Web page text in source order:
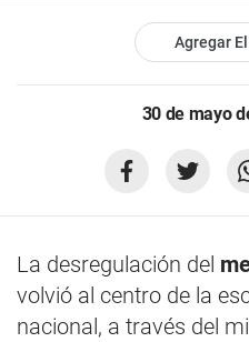
Agregar
30 de mayo
La desregulación del
volvió al centro de la
nacional, a través del